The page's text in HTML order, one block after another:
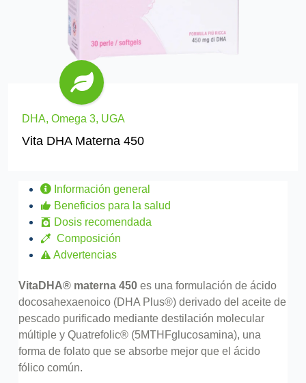
DHA, Omega 3, UGA
Vita DHA Materna 450
Información general
Beneficios para la salud
Dosis recomendada
Composición
Advertencias
VitaDHA® materna 450 es una formulación de ácido
docosahexaenoico (DHA Plus®) derivado del aceite de
pescado purificado mediante destilación molecular
múltiple y Quatrefolic® (5MTHFglucosamina), una
forma de folato que se absorbe mejor que el ácido
fólico común.